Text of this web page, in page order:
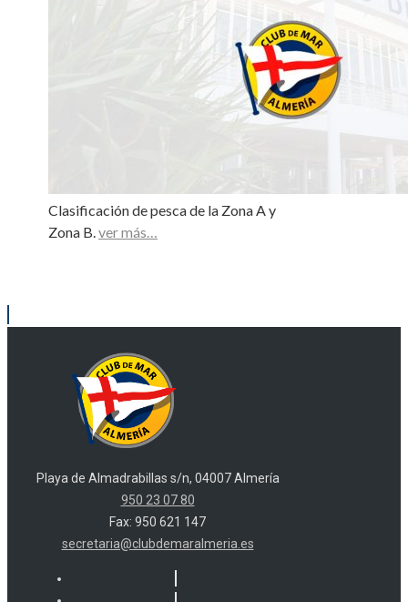
Clasificación de pesca de la Zona A y
Zona B.ver más…
Playa de Almadrabillas s/n, 04007 Almería
950 23 07 80
Fax: 950 621 147
secretaria@clubdemaralmeria.es